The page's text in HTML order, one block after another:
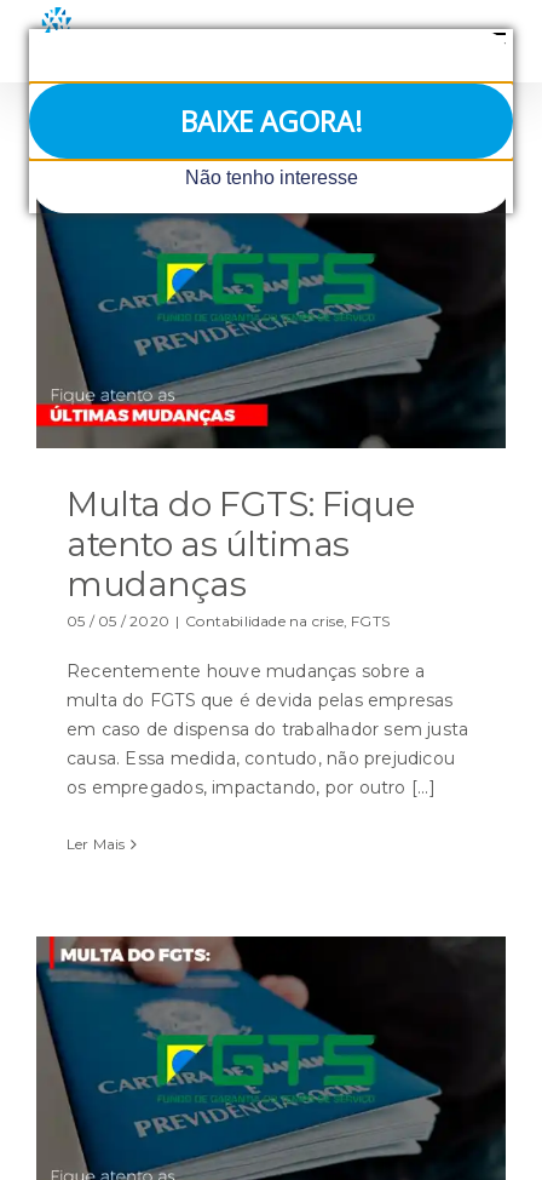
BAIXE AGORA!
Não tenho interesse
conteúdo
Multa do FGTS: Fique
atento as últimas
mudanças
05 / 05 / 2020 | Contabilidade na crise, FGTS
Recentemente houve mudanças sobre a
multa do FGTS que é devida pelas empresas
em caso de dispensa do trabalhador sem justa
causa. Essa medida, contudo, não prejudicou
os empregados, impactando, por outro [...]
Ler Mais